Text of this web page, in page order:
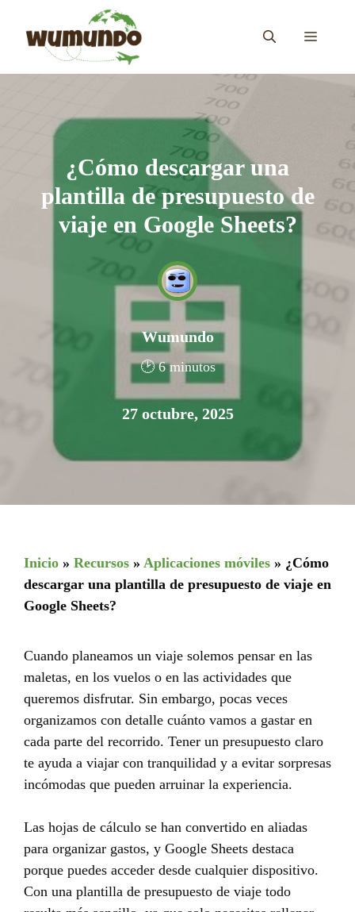
contenido
MENÚ
¿Cómo descargar una
plantilla de presupuesto de
viaje en Google Sheets?
Wumundo
🕑 6 minutos
27 octubre, 2025
Inicio » Recursos » Aplicaciones móviles » ¿Cómo
descargar una plantilla de presupuesto de viaje en
Google Sheets?
Cuando planeamos un viaje solemos pensar en las
maletas, en los vuelos o en las actividades que
queremos disfrutar. Sin embargo, pocas veces
organizamos con detalle cuánto vamos a gastar en
cada parte del recorrido. Tener un presupuesto claro
te ayuda a viajar con tranquilidad y a evitar sorpresas
incómodas que pueden arruinar la experiencia.
Las hojas de cálculo se han convertido en aliadas
para organizar gastos, y Google Sheets destaca
porque puedes acceder desde cualquier dispositivo.
Con una plantilla de presupuesto de viaje todo